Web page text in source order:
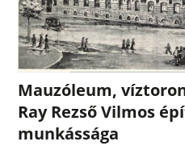
Mauzóleum,
Ray Rezső Vilmos
munkássága